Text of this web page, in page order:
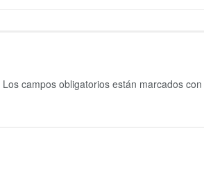
Los campos obligatorios están marcados con